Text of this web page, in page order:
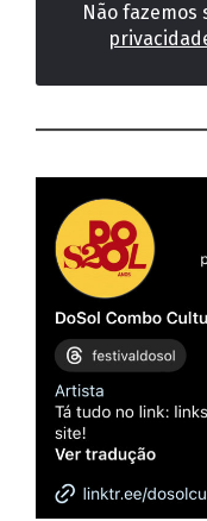
Não fazemos